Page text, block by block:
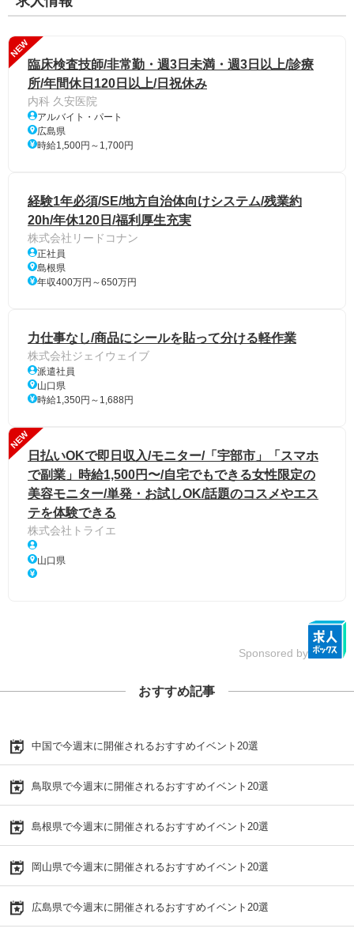
NEW
臨床検査技師/非常勤・週3日未満・週3日以上/診療
所/年間休日120日以上/日祝休み
内科 久安医院
アルバイト・パート
広島県
時給1,500円～1,700円
経験1年必須/SE/地方自治体向けシステム/残業約
20h/年休120日/福利厚生充実
株式会社リードコナン
正社員
島根県
年収400万円～650万円
力仕事なし/商品にシールを貼って分ける軽作業
株式会社ジェイウェイブ
派遣社員
山口県
時給1,350円～1,688円
NEW
日払いOKで即日収入/モニター/「宇部市」「スマホ
で副業」時給1,500円〜/自宅でもできる女性限定の
美容モニター/単発・お試しOK/話題のコスメやエス
テを体験できる
株式会社トライエ
山口県
Sponsored by
おすすめ記事
中国で今週末に開催されるおすすめイベント20選
鳥取県で今週末に開催されるおすすめイベント20選
島根県で今週末に開催されるおすすめイベント20選
岡山県で今週末に開催されるおすすめイベント20選
広島県で今週末に開催されるおすすめイベント20選